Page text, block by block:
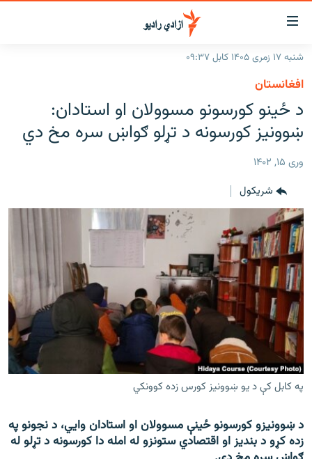
د
لاسرسۍ
وړ
لېنکونه
متن
ته
ورتلل
اصلي
ورتلل
لټون
پاڼې
مراجعه
راپورونه
افغانستان
نړۍ
خبرونه
مرکې
اونیزې خپرونې
انځوریزه برخه
ورزش
د کډوالۍ بحران
'کووېډ-۱۹'
اړیکه
دري پاڼه
Azadi English
راسره ملګري شئ
شنبه ۱۷ زمری ۱۴۰۵ کابل ۰۹:۳۷
افغانستان
د ځینو کورسونو مسوولان او استادان:
ښوونیز کورسونه د تړلو ګواښ سره مخ دي
وری ۱۵, ۱۴۰۲
شريکول
په کابل کې د یو ښوونیز کورس زده کوونکي
د ښوونیزو کورسونو ځینې مسوولان او استادان وايي، د نجونو په
زده کړو د بندیز او اقتصادي ستونزو له امله دا کورسونه د تړلو له